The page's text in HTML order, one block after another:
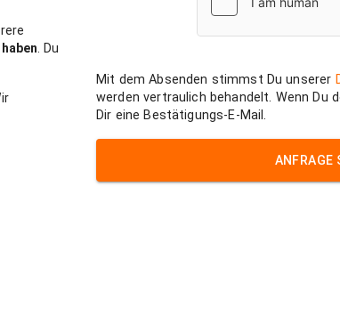
. Du
Mit dem Absenden stimmst Du unserer
werden vertraulich behandelt. Wenn Du
Dir eine Bestätigungs-E-Mail.
ANFRAGE